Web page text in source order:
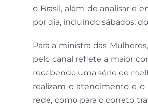
o Brasil, além de analisar e
por dia, incluindo sábados,
Para a ministra das
pelo canal reflete a maior
recebendo uma série de
realizam o atendimento e o
rede, como para o correto